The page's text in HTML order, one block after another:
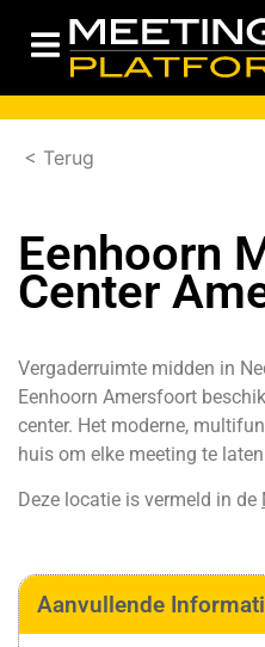
< Terug
Eenhoorn
Center
Vergaderruimte midden in
Eenhoorn Amersfoort
center. Het moderne,
huis om elke meeting te
Deze locatie is vermeld in de
Aanvullende